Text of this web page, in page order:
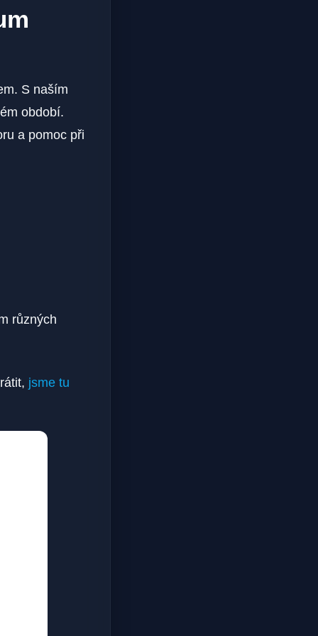
S naším
období.
a pomoc ⁢při
různých
jsme tu